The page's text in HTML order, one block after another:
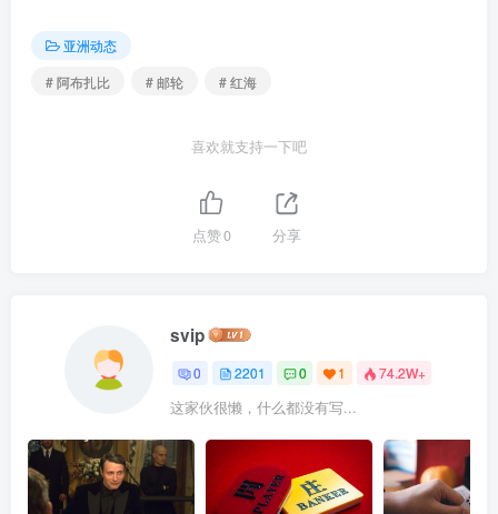
亚洲动态
# 阿布扎比
# 邮轮 # 红海
喜欢就支持一下吧
点赞0 分享
svip
0 2201 0 1 74.2W+
这家伙很懒，什么都没有写...